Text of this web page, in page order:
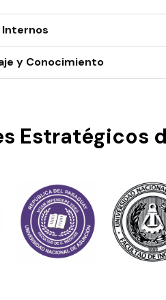
y Conocimiento
Estratégicos